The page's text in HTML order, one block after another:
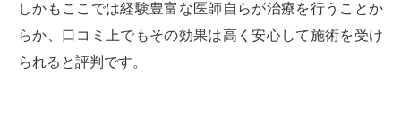
しかもここでは経験豊富な医師自らが治療を行うことか
らか、口コミ上でもその効果は高く安心して施術を受け
られると評判です。